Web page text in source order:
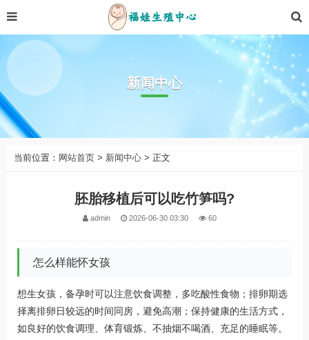
新闻中心
当前位置： 网站首页 > 新闻中心 > 正文
胚胎移植后可以吃竹笋吗?
admin 2026-06-30 03:30 60
怎么样能怀女孩
想生女孩，备孕时可以注意饮食调整，多吃酸性食物；排卵期选
择离排卵日较远的时间同房，避免高潮；保持健康的生活方式，
如良好的饮食调理、体育锻炼、不抽烟不喝酒、充足的睡眠等。